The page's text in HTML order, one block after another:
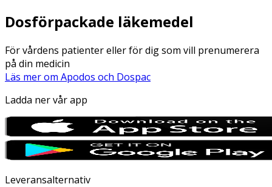
Dosförpackade läkemedel
För vårdens patienter eller för dig som vill prenumerera
på din medicin
Läs mer om Apodos och Dospac
Ladda ner vår app
Leveransalternativ